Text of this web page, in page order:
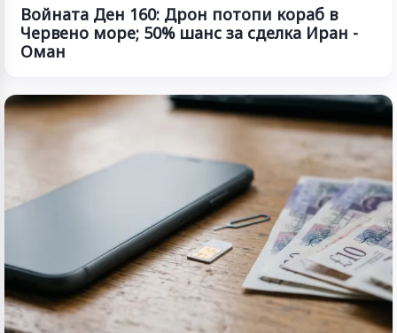
Войната Ден 160: Дрон потопи кораб в
Червено море; 50% шанс за сделка Иран -
Оман